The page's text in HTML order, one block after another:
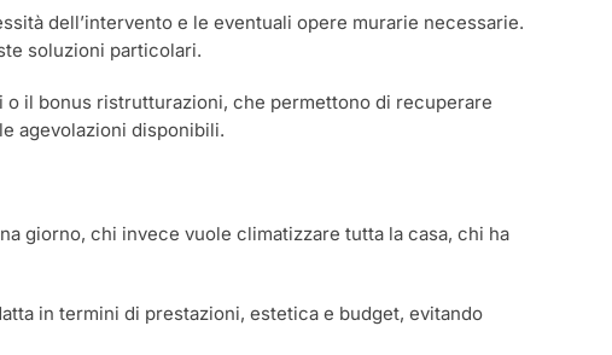
dell’intervento e le eventuali opere murarie necessarie.
soluzioni particolari.
il bonus ristrutturazioni, che permettono di recuperare
agevolazioni disponibili.
giorno, chi invece vuole climatizzare tutta la casa, chi ha
in termini di prestazioni, estetica e budget, evitando